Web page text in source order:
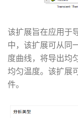
该扩展旨在应用于
中，该扩展可从同
度曲线，将导出均
均匀温度。该扩展
件。